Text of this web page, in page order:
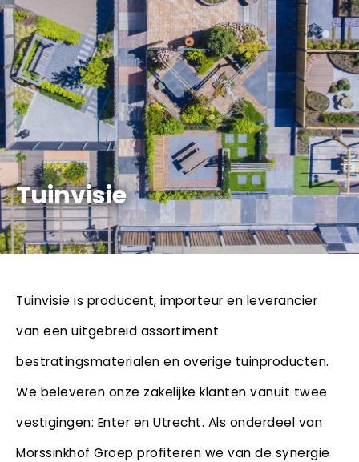
Tuinvisie
Tuinvisie is producent, importeur en leverancier
van een uitgebreid assortiment
bestratingsmaterialen en overige tuinproducten. ​
We beleveren onze zakelijke klanten vanuit twee
vestigingen: Enter en Utrecht. Als onderdeel van
Morssinkhof Groep profiteren we van de synergie